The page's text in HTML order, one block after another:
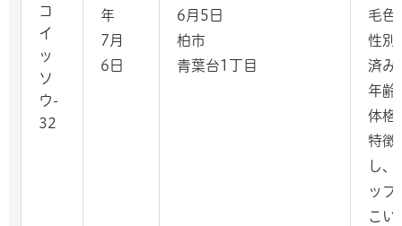
コ
イ
ッ
ソ
ウ-
32
年
7月
6日
6月5日
柏市
青葉台1丁目
毛色
性別
済み
年齢
体格
特徴
し、
ップ
こい